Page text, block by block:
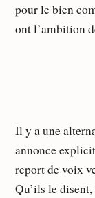
pour le bien
ont l’ambition
Il y a une
annonce
report de voix
Qu’ils le